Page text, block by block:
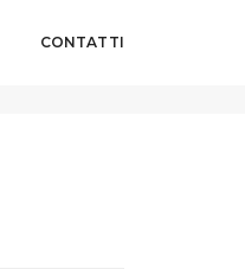
CONTATTI